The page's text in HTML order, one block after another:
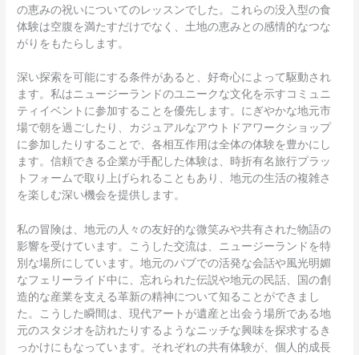
の恵みの祝いについてのレッスンでした。これらの没入型の食
体験は空腹を満たすだけでなく、土地の恵みとの感情的なつな
がりをもたらします。
深い探索を可能にする条件があると、好奇心によって駆動され
ます。私はニュージーランドのユニークな文化を示すコミュニ
ティイベントに参加することを優先します。にぎやかな地元市
場で朝を過ごしたり、カジュアルなアウトドアワークショップ
に参加したりすることで、各相互作用は全体の体験を豊かにし
ます。信頼できる企業が手配した体験は、時折有名旅行プラッ
トフォームで取り上げられることもあり、地元の生活の複雑さ
を楽しむ深い機会を提供します。
私の冒険は、地元の人々の友好的な微笑みや共有された物語の
影響を受けています。こうした交流は、ニュージーランドを特
別な場所にしています。地元のパブでの活発な会話や風光明媚
なフェリーライド中に、忘れられた伝説や地元の民話、国の創
造的な産業を支える革新の精神について知ることができまし
た。こうした瞬間は、現代アートが遺産と出会う場所である地
元のスタジオを訪れたりするようなニッチな興味を探求するき
っかけにもなっています。それぞれの共有体験が、個人的成長